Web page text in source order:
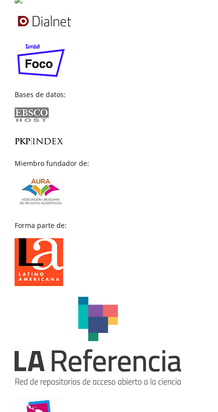
Bases de datos:
Miembro fundador de:
Forma parte de: